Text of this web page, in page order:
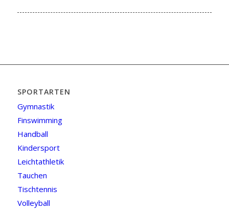
SPORTARTEN
Gymnastik
Finswimming
Handball
Kindersport
Leichtathletik
Tauchen
Tischtennis
Volleyball